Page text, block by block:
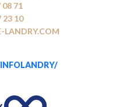
08 71
23 10
LANDRY.COM